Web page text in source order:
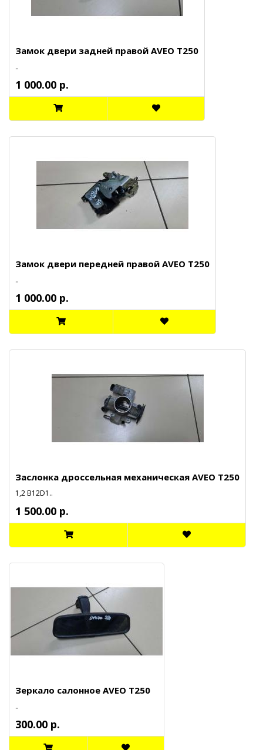
Замок двери задней правой AVEO T250
..
1 000.00 р.
Замок двери передней правой AVEO T250
..
1 000.00 р.
Заслонка дроссельная механическая AVEO T250
1,2 B12D1..
1 500.00 р.
Зеркало салонное AVEO T250
..
300.00 р.